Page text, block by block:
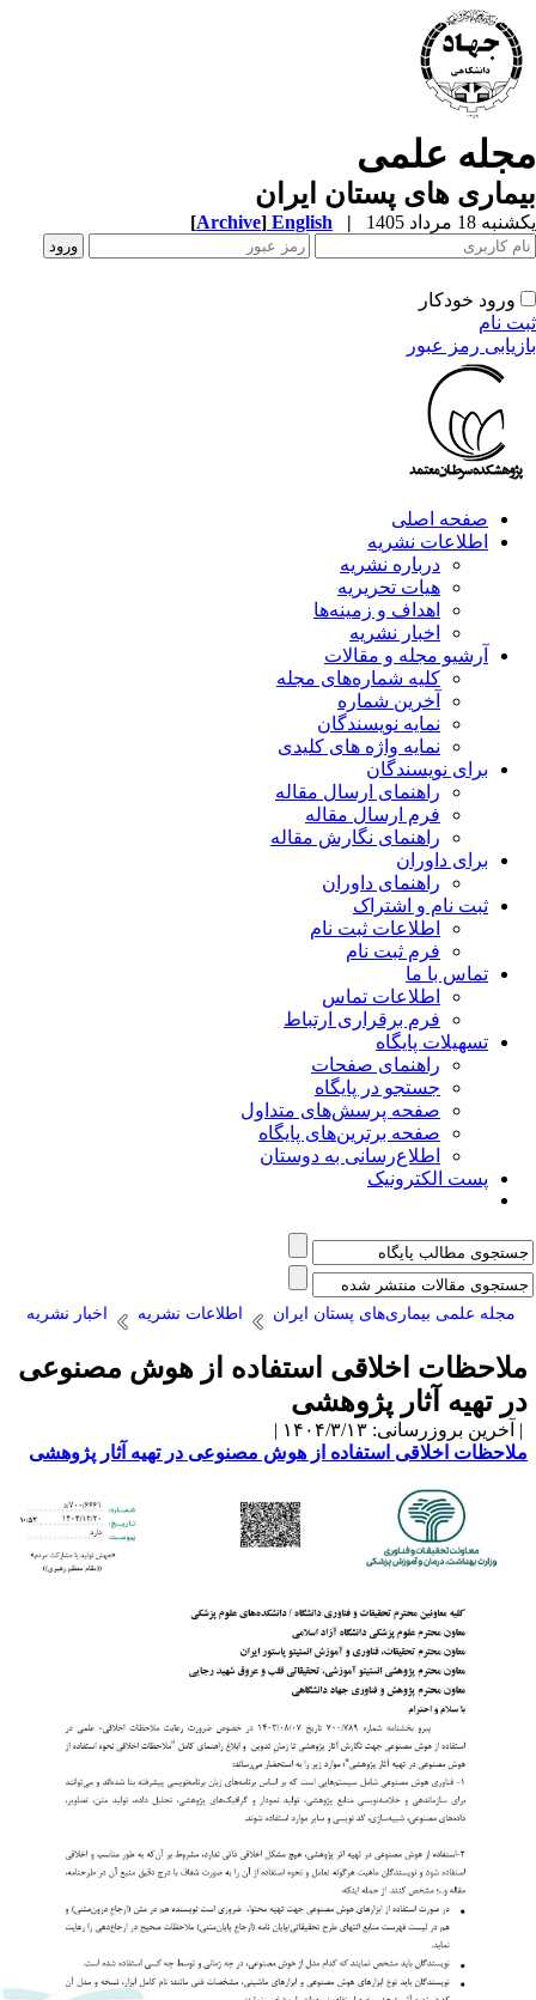
علمی
های پستان ایران
18 مرداد 1405 |
English
[Archive]
ورود خودکار
نام
رمز عبور
صفحه اصلی
اطلاعات نشریه
درباره نشریه
هیات تحریریه
اهداف و زمینه‌ها
اخبار نشریه
آرشیو مجله و مقالات
کلیه شماره‌های مجله
آخرین شماره
نمایه نویسندگان
نمایه واژه های کلیدی
برای نویسندگان
راهنمای ارسال مقاله
فرم ارسال مقاله
راهنمای نگارش مقاله
برای داوران
راهنمای داوران
ثبت نام و اشتراک
اطلاعات ثبت نام
فرم ثبت نام
تماس با ما
اطلاعات تماس
فرم برقراری ارتباط
تسهیلات پایگاه
راهنمای صفحات
جستجو در پایگاه
صفحه پرسش‌های متداول
صفحه برترین‌های پایگاه
اطلاع‌رسانی به دوستان
پست الکترونیک
مجله علمی بیماری‌های پستان ایران اطلاعات نشریه اخبار نشریه
اخلاقی استفاده از هوش مصنوعی
تهیه آثار پژوهشی
بروزرسانی: ۱۴۰۴/۳/۱۳ |
اخلاقی استفاده از هوش مصنوعی در تهیه آثار پژوهشی